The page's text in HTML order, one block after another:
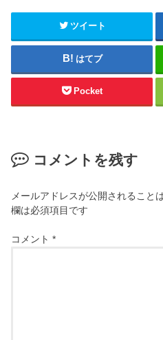
ツイート
はてブ
Pocket
コメントを残す
メールアドレスが公開されること
欄は必須項目です
コメント*